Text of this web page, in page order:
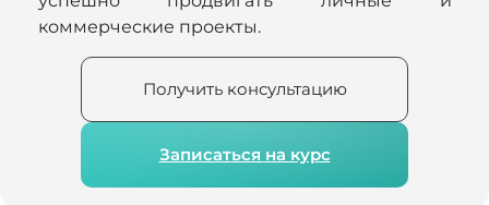
коммерческие проекты.
Записаться на курс
Получить консультацию